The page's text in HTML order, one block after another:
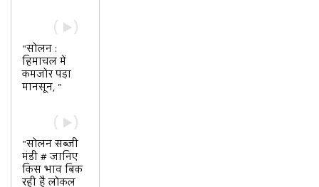
"सोलन :
हिमाचल में
कमजोर पड़ा
मानसून, "
"सोलन सब्जी
मंडी # जानिए
किस भाव बिक
रही है लोकल